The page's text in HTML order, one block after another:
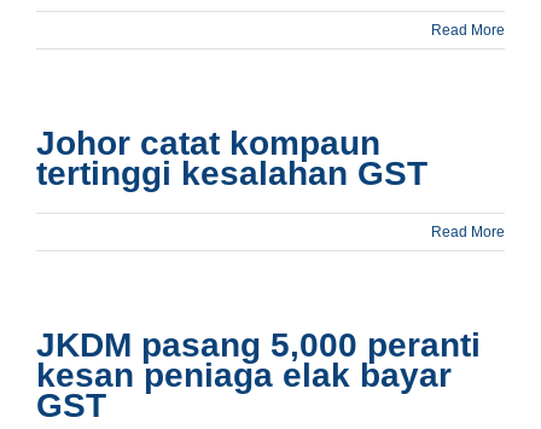
Read More
Johor catat kompaun
tertinggi kesalahan GST
Read More
JKDM pasang 5,000 peranti
kesan peniaga elak bayar
GST